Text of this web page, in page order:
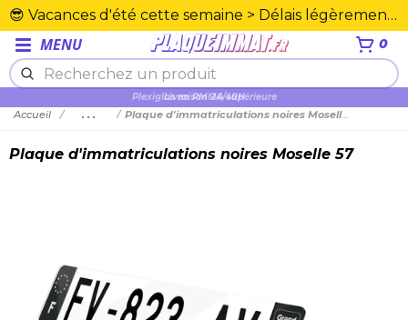
😎 Vacances d'été cette semaine > Délais légèrement rallongés. Merci☀️
MENU 0
Plexiglas en PMMA supérieure
Accueil ... Plaque d'immatriculations noires Moselle 57
Plaque d'immatriculations noires Moselle 57